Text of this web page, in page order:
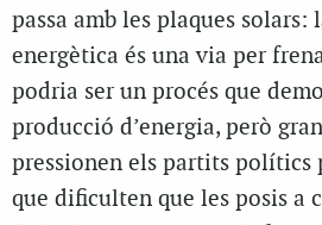
passa amb les plaques solars:
energètica és una via per
podria ser un procés que
producció d’energia, però
pressionen els partits polítics
que dificulten que les posis a